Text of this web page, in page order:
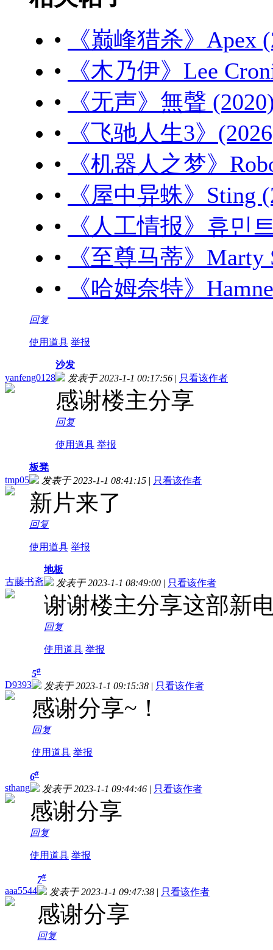
•
《巅峰猎杀》Apex
•
《木乃伊》Lee
•
《无声》無聲
•
《飞驰人生3》
•
《机器人之梦》
•
《屋中异蛛》Sting
•
《人工情报》휴민
•
《至尊马蒂》
•
《哈姆奈特》
回复
使用道具 举报
yanfeng0128
沙发
发表于 2023-1-1 00:17:56 | 只看该作者
感谢楼主分享
回复
使用道具 举报
tmp05
板凳
发表于 2023-1-1 08:41:15 | 只看该作者
新片来了
回复
使用道具 举报
古藤书斋
地板
发表于 2023-1-1 08:49:00 | 只看该作者
谢谢楼主分享这部新
回复
使用道具 举报
D9393
5#
发表于 2023-1-1 09:15:38 | 只看该作者
感谢分享~！
回复
使用道具 举报
sthang
6#
发表于 2023-1-1 09:44:46 | 只看该作者
感谢分享
回复
使用道具 举报
aaa5544
7#
发表于 2023-1-1 09:47:38 | 只看该作者
感谢分享
回复